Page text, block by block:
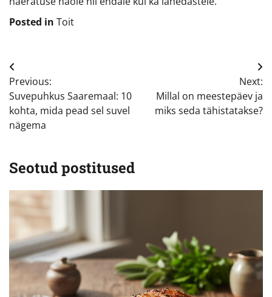
Posted in Toit
Navigeerimine
Previous:
Suvepuhkus Saaremaal: 10
kohta, mida pead sel suvel
nägema
Next:
Millal on meestepäev ja
miks seda tähistatakse?
Seotud postitused